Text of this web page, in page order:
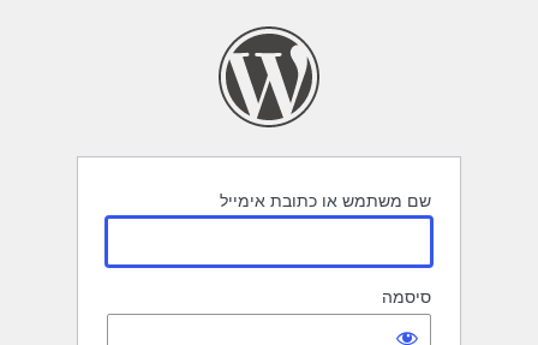
שם משתמש או כתובת אימייל
סיסמה